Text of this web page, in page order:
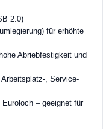
2.0)
für erhöhte
Abriebfestigkeit und
, Service-
– geeignet für